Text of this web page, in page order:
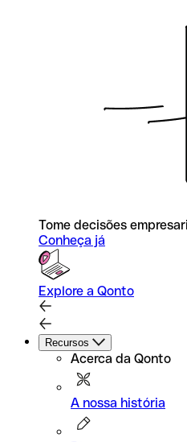
Tome decisões
Conheça já
Explore a Qonto
Recursos
Acerca da Qonto
A nossa história